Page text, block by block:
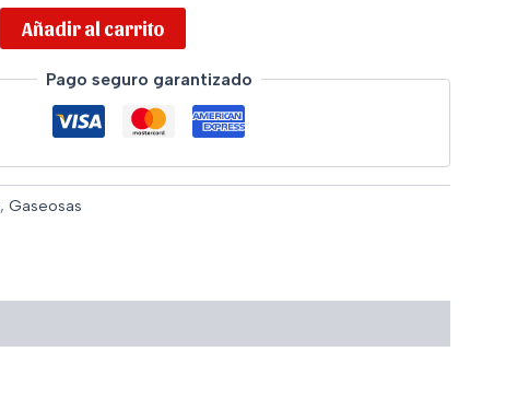
Añadir al carrito
Pago seguro garantizado
, Gaseosas